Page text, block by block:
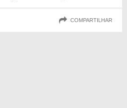
COMPARTILHAR